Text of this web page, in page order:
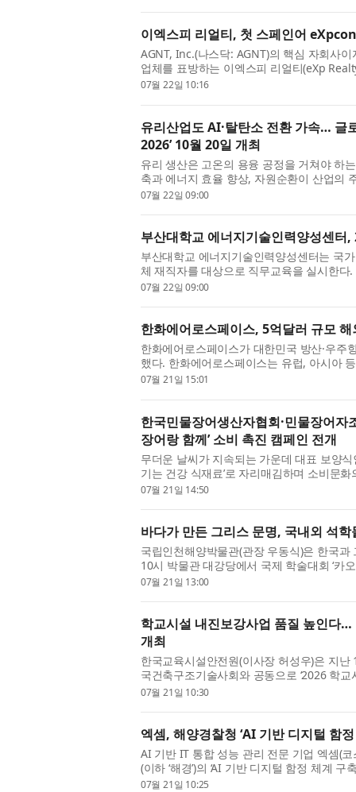
이엑스피 리얼티, 첫 스페인어
AGNT, Inc.(나스닥: AGNT)의 핵심 자회사
업체를 표방하는 이엑스피 리얼티(eXp
데인에서 열리는 ‘eXpcon Medellín’의 ...
07월 22일 10:16
유리산업도 AI·탈탄소 전환 가속… 글
2026’ 10월 20일 개최
유리 생산은 고온의 용융 공정을 거쳐야 하
축과 에너지 효율 향상, 자원순환이 산업의
술이 생산공정과 품질관리 전반...
07월 22일 09:00
부산대학교 에너지기술인력양성센터
부산대학교 에너지기술인력양성센터는 국
체 재직자를 대상으로 직무교육을 실시한
하반기 강좌는 총 4개로, 고용보험에...
07월 22일 09:00
한화에어로스페이스, 5억달러 규모
한화에어로스페이스가 대한민국 방산·우
했다. 한화에어로스페이스는 유럽, 아시아
·book building)을 진행해 5억달러(...
07월 21일 15:01
한국민물장어생산자협회·민물장어자
장어랑 함께’ 소비 촉진 캠페인 전개
무더운 날씨가 지속되는 가운데 대표 보양식
기는 건강 식재료’로 자리매김하며 소비문
(회장 신영래)와 민물장어자조금관...
07월 21일 14:50
바다가 만든 그리스 문명, 국내외 석
국립인천해양박물관(관장 우동식)은 한국
10시 박물관 대강당에서 국제 학술대회 ‘카
장’을 개최한다고 밝혔다. 이번 학술...
07월 21일 13:00
학교시설 내진보강사업 품질 높인다
개최
한국교육시설안전원(이사장 허성우)은 지
국건축구조기술사회와 공동으로 ‘2026 학
밝혔다. 이번 세미나는 학교시설 내...
07월 21일 10:30
엑셈, 해양경찰청 ‘AI 기반 디지털 함
AI 기반 IT 통합 성능 관리 전문 기업 엑셈(
(이하 ‘해경’)의 ‘AI 기반 디지털 함정 체계
이타시스템과 함께 컨소시엄 ...
07월 21일 10:25